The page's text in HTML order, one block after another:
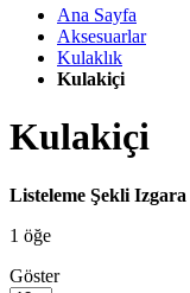
Ana Sayfa
Aksesuarlar
Kulaklık
Kulakiçi
Kulakiçi
Listeleme Şekli Izgara
1 öğe
Göster